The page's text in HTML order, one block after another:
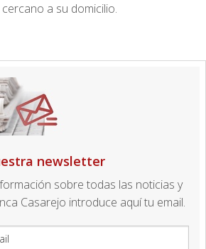
a su domicilio.
newsletter
sobre todas las noticias y
Casarejo introduce aquí tu email.